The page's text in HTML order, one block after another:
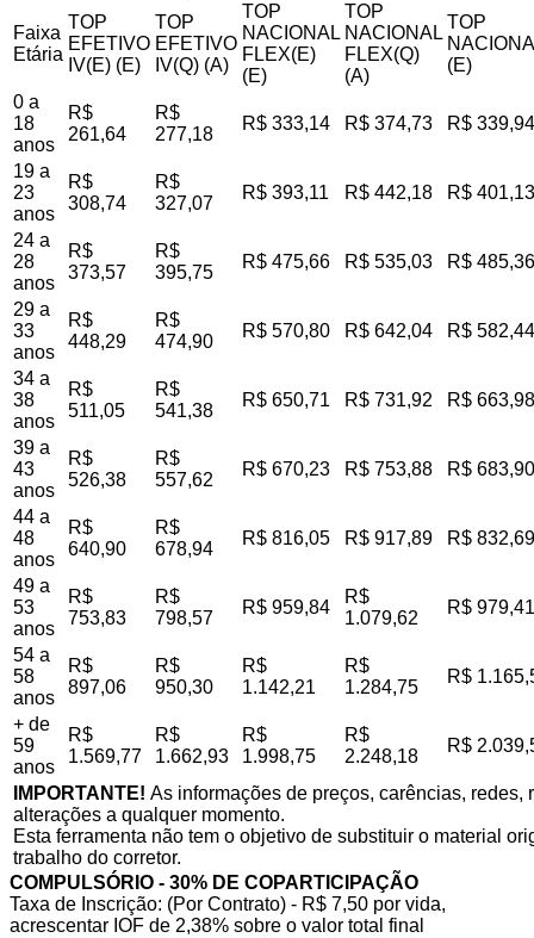
Faixa
Etária
TOP
EFETIVO
IV(E) (E)
TOP
EFETIVO
IV(Q) (A)
TOP
NACIONAL
FLEX(E)
(E)
TOP
NACIONAL
FLEX(Q)
(A)
TOP
(E)
0 a
18
anos
R$
261,64
R$
277,18
R$ 333,14 R$ 374,73 R$ 339,94
19 a
23
anos
R$
308,74
R$
327,07
R$ 393,11 R$ 442,18 R$ 401,13
24 a
28
anos
R$
373,57
R$
395,75
R$ 475,66 R$ 535,03 R$ 485,36
29 a
33
anos
R$
448,29
R$
474,90
R$ 570,80 R$ 642,04 R$ 582,44
34 a
38
anos
R$
511,05
R$
541,38
R$ 650,71 R$ 731,92 R$ 663,98
39 a
43
anos
R$
526,38
R$
557,62
R$ 670,23 R$ 753,88 R$ 683,90
44 a
48
anos
R$
640,90
R$
678,94
R$ 816,05 R$ 917,89 R$ 832,69
49 a
53
anos
R$
753,83
R$
798,57
R$ 959,84
R$
1.079,62
R$ 979,41
54 a
58
anos
R$
897,06
R$
950,30
R$
1.142,21
R$
1.284,75
R$
+ de
59
anos
R$
1.569,77
R$
1.662,93
R$
1.998,75
R$
2.248,18
R$
IMPORTANTE! As informações de preços, carências,
alterações a qualquer momento.
Esta ferramenta não tem o objetivo de substituir o material
trabalho do corretor.
COMPULSÓRIO - 30% DE COPARTICIPAÇÃO
Taxa de Inscrição: (Por Contrato) - R$ 7,50 por vida,
acrescentar IOF de 2,38% sobre o valor total final